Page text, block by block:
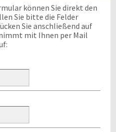
können Sie direkt den
Sie bitte die Felder
Sie anschließend auf
mit Ihnen per Mail